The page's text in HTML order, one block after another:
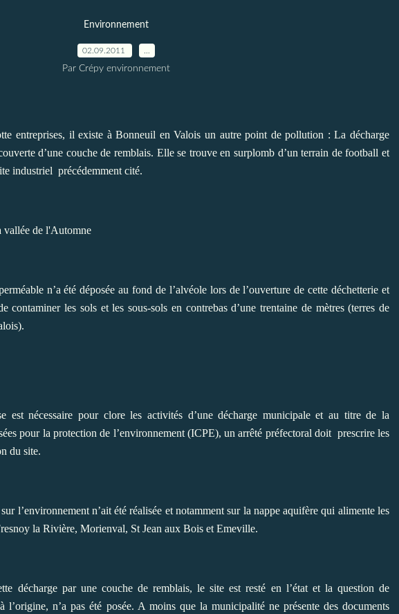
Environnement
02.09.2011
Par Crépy environnement
entreprises, il existe à Bonneuil en Valois un autre point de pollution : La décharge
d’une couche de remblais. Elle se trouve en surplomb d’un terrain de football et
industriel précédemment cité.
n’a été déposée au fond de l’alvéole lors de l’ouverture de cette déchetterie et
contaminer les sols et les sous-sols en contrebas d’une trentaine de mètres (terres de
est nécessaire pour clore les activités d’une décharge municipale et au titre de la
pour la protection de l’environnement (ICPE), un arrêté préfectoral doit prescrire les
du site.
l’environnement n’ait été réalisée et notamment sur la nappe aquifère qui alimente les
la Rivière, Morienval, St Jean aux Bois et Emeville.
décharge par une couche de remblais, le site est resté en l’état et la question de
l’origine, n’a pas été posée. A moins que la municipalité ne présente des documents